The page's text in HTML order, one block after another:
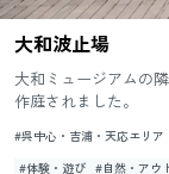
大和波止場
大和ミュージアムの
作庭されました。
#呉中心・吉浦・天応エリア
#体験・遊び #自然・アウ